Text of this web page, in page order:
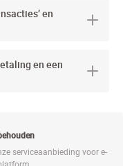
en
en een
serviceaanbieding voor e-